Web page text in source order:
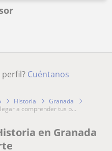
Cuéntanos
Historia
Granada
a comprender tus p...
en Granada